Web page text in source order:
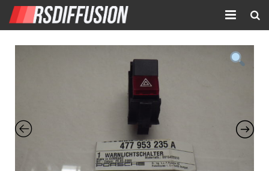
Accueil
Atelier mécanique